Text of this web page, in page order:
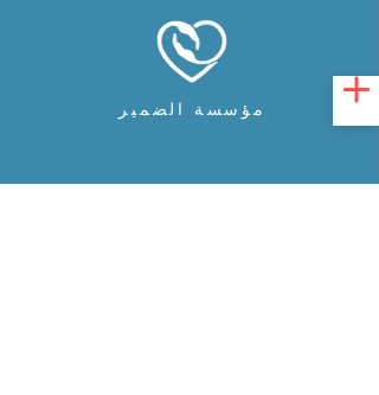
مؤسسة الضمير